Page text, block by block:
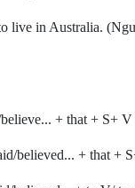
live in Australia.
+ that + S+ V
believed... + that +